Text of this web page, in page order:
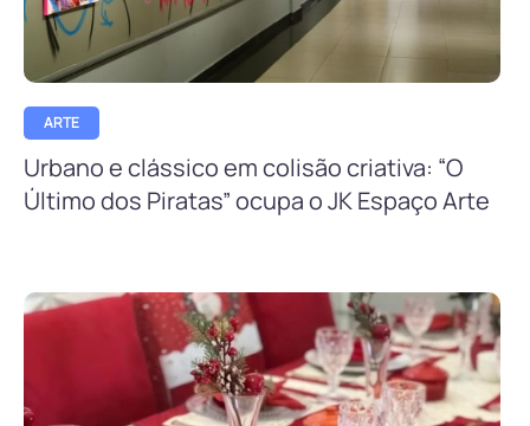
ARTE
Urbano e clássico em colisão criativa: “O
Último dos Piratas” ocupa o JK Espaço Arte